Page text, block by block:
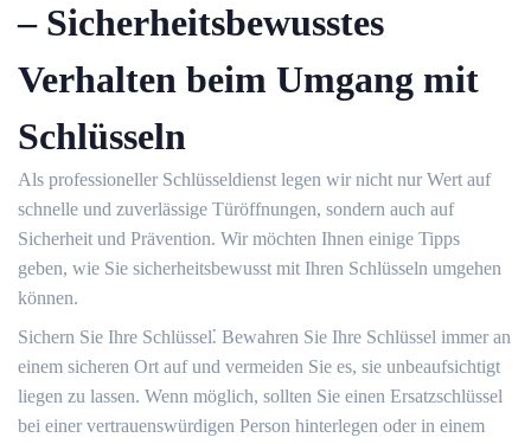
– Sicherheitsbewusstes
Verhalten beim Umgang mit
Schlüsseln
Als professioneller Schlüsseldienst legen wir nicht nur Wert auf
schnelle und zuverlässige Türöffnungen, sondern auch auf
Sicherheit und Prävention.​ Wir möchten Ihnen einige Tipps
geben, wie Sie sicherheitsbewusst mit Ihren Schlüsseln umgehen
können.​
Sichern Sie Ihre Schlüssel⁚ Bewahren Sie Ihre Schlüssel immer an
einem sicheren Ort auf und vermeiden Sie es, sie unbeaufsichtigt
liegen zu lassen.​ Wenn möglich, sollten Sie einen Ersatzschlüssel
bei einer vertrauenswürdigen Person hinterlegen oder in einem